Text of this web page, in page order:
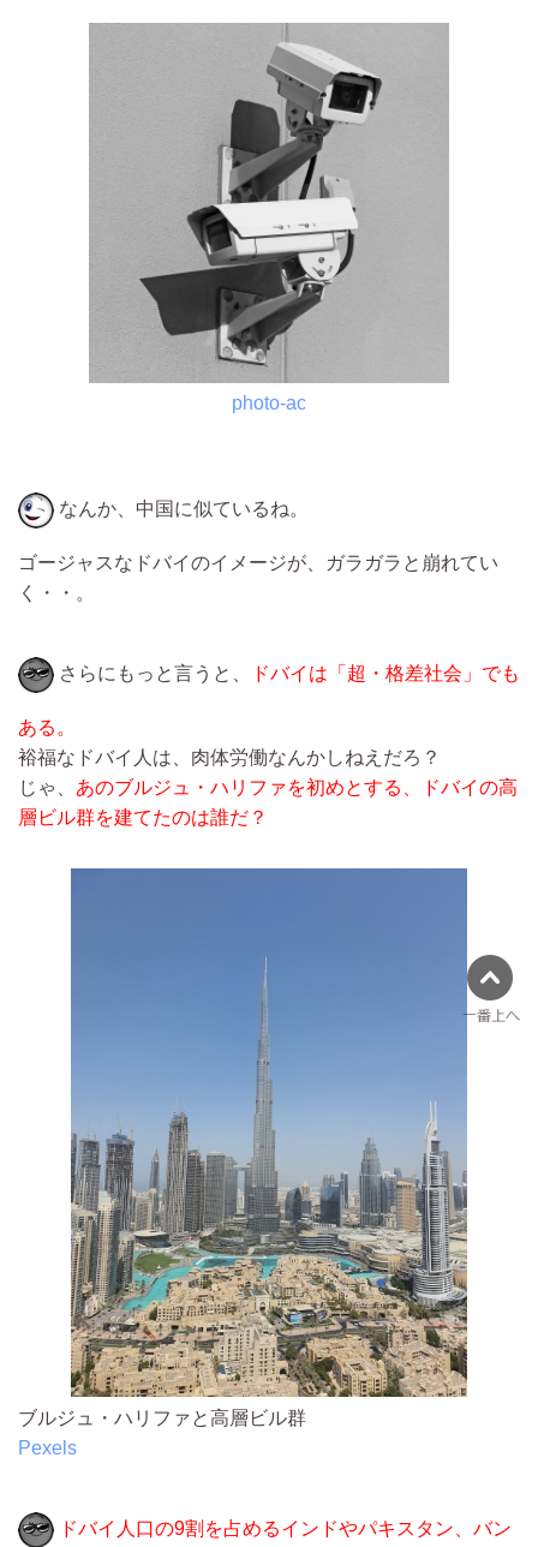
photo-ac
なんか、中国に似ているね。
ゴージャスなドバイのイメージが、ガラガラと崩れてい
く・・。
さらにもっと言うと、 ドバイは「超・格差社会」でも
ある。
裕福なドバイ人は、肉体労働なんかしねえだろ？
じゃ、 あのブルジュ・ハリファを初めとする、ドバイの高
層ビル群を建てたのは誰だ？
ブルジュ・ハリファと高層ビル群
Pexels
ドバイ人口の9割を占めるインドやパキスタン、バン